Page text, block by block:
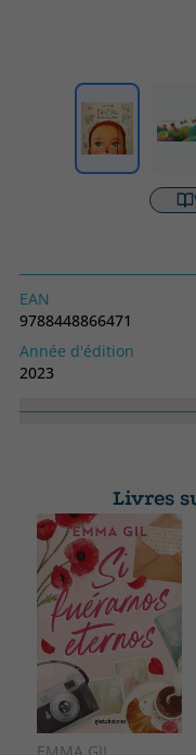
EAN
9788448866471
Année d'édition
2023
220
Livres